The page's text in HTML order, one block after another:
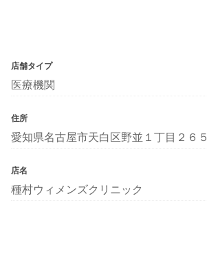
店舗タイプ
医療機関
住所
愛知県名古屋市天白区野並１丁目２６５
店名
種村ウィメンズクリニック